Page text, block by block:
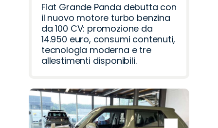
Fiat Grande Panda debutta con
il nuovo motore turbo benzina
da 100 CV: promozione da
14.950 euro, consumi contenuti,
tecnologia moderna e tre
allestimenti disponibili.